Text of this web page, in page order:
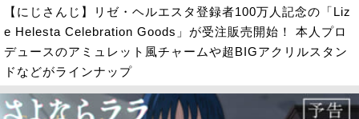
【にじさんじ】リゼ・ヘルエスタ登録者100万人記念の「Liz
e Helesta Celebration Goods」が受注販売開始！ 本人プロ
デュースのアミュレット風チャームや超BIGアクリルスタン
ドなどがラインナップ